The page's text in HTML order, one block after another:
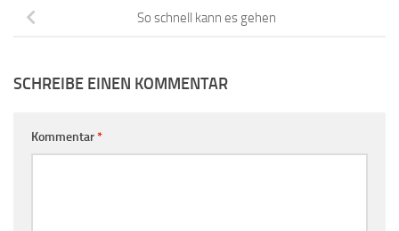
So schnell kann es gehen
SCHREIBE EINEN KOMMENTAR
Kommentar*